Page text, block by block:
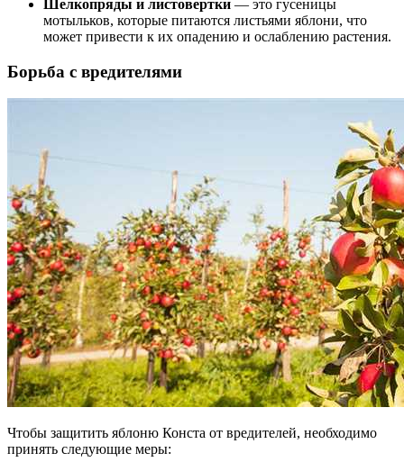
Шелкопряды и листовертки — это гусеницы
мотыльков, которые питаются листьями яблони, что
может привести к их опадению и ослаблению растения.
Борьба с вредителями
Чтобы защитить яблоню Конста от вредителей, необходимо
принять следующие меры: